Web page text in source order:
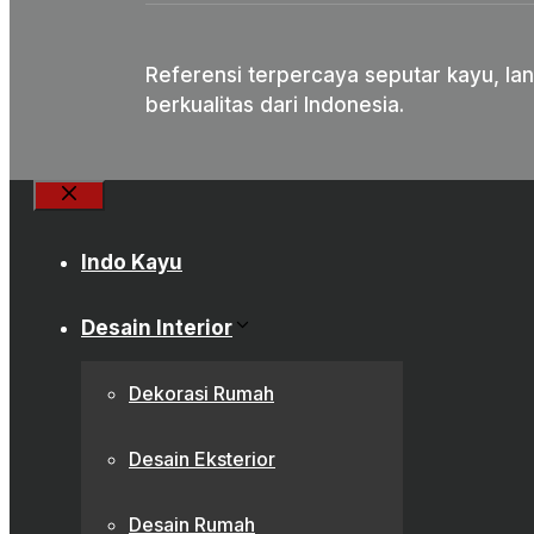
Referensi terpercaya seputar kayu,
berkualitas dari Indonesia.
Indo Kayu
Desain Interior
Dekorasi Rumah
Desain Eksterior
Desain Rumah